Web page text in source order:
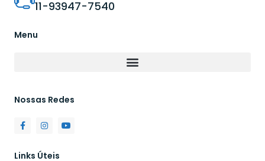
11-93947-7540
Menu
Nossas Redes
Links Úteis